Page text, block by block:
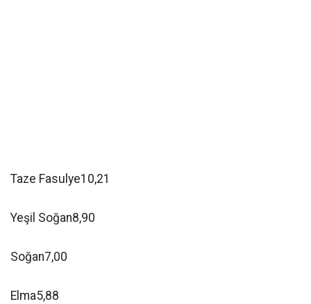
Taze Fasulye10,21
Yeşil Soğan8,90
Soğan7,00
Elma5,88